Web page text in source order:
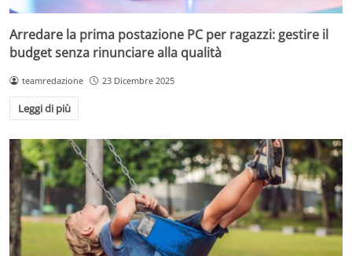
Arredare la prima postazione PC per ragazzi: gestire il
budget senza rinunciare alla qualità
teamredazione 23 Dicembre 2025
Leggi di più